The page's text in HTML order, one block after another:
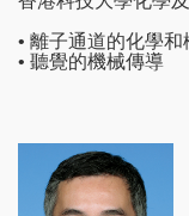
• 離子通道的化學
• 聽覺的機械傳導
Image